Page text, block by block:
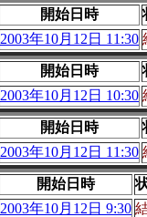
開始日時
2003年10月12日 11:30
開始日時
2003年10月12日 10:30
開始日時
2003年10月12日 11:30
開始日時
2003年10月12日 9:30